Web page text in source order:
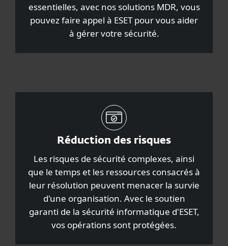
essentielles, avec nos solutions MDR, vous
pouvez faire appel à ESET pour vous aider
à gérer votre sécurité.
Réduction des risques
Les risques de sécurité complexes, ainsi
que le temps et les ressources consacrés à
leur résolution peuvent menacer la survie
d'une organisation. Avec le soutien
garanti de la sécurité informatique d'ESET,
vos opérations sont protégées.